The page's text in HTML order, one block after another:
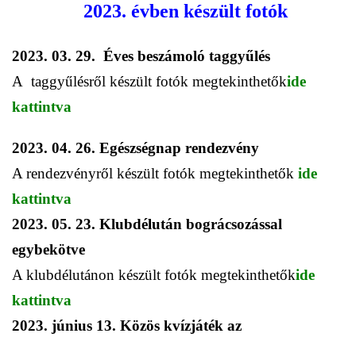
2023. évben készült fotók
2023. 03. 29. Éves beszámoló taggyűlés
A taggyűlésről készült fotók megtekinthetőkide
kattintva
2023. 04. 26. Egészségnap rendezvény
A rendezvényről készült fotók megtekinthetők ide
kattintva
2023. 05. 23. Klubdélután bográcsozással
egybekötve
A klubdélutánon készült fotók megtekinthetőkide
kattintva
2023. június 13. Közös kvízjáték az